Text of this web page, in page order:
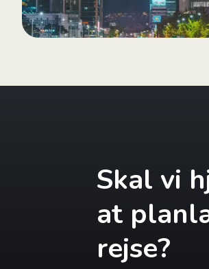
Skal vi
at
rejse?